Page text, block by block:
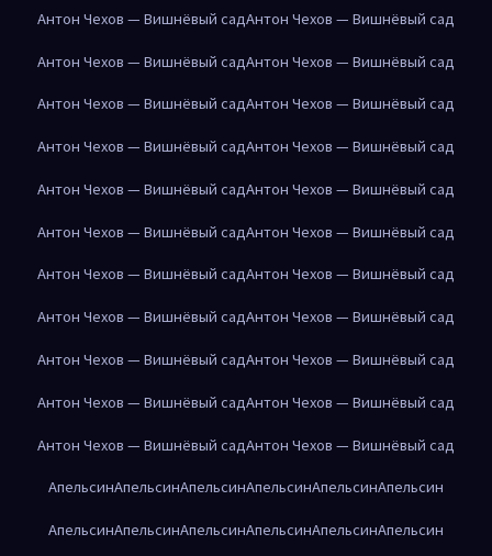
Антон Чехов — Вишнёвый садАнтон Чехов — Вишнёвый сад
Антон Чехов — Вишнёвый садАнтон Чехов — Вишнёвый сад
Антон Чехов — Вишнёвый садАнтон Чехов — Вишнёвый сад
Антон Чехов — Вишнёвый садАнтон Чехов — Вишнёвый сад
Антон Чехов — Вишнёвый садАнтон Чехов — Вишнёвый сад
Антон Чехов — Вишнёвый садАнтон Чехов — Вишнёвый сад
Антон Чехов — Вишнёвый садАнтон Чехов — Вишнёвый сад
Антон Чехов — Вишнёвый садАнтон Чехов — Вишнёвый сад
Антон Чехов — Вишнёвый садАнтон Чехов — Вишнёвый сад
Антон Чехов — Вишнёвый садАнтон Чехов — Вишнёвый сад
Антон Чехов — Вишнёвый садАнтон Чехов — Вишнёвый сад
АпельсинАпельсинАпельсинАпельсинАпельсинАпельсин
АпельсинАпельсинАпельсинАпельсинАпельсинАпельсин